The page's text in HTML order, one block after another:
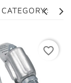
favorite_border